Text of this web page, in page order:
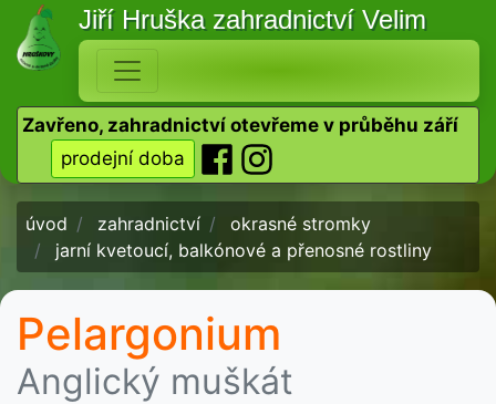
Jiří Hruška zahradnictví Velim
Zavřeno, zahradnictví otevřeme v průběhu září
prodejní doba
úvod zahradnictví
okrasné stromky
jarní kvetoucí, balkónové a přenosné rostliny
Pelargonium
Anglický muškát